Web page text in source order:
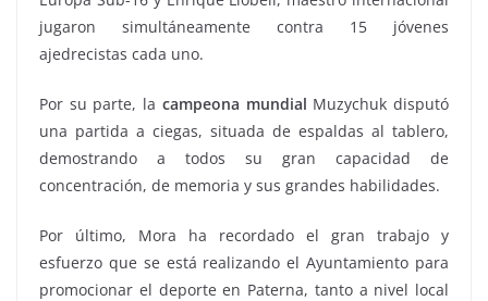
jugaron simultáneamente contra 15 jóvenes
ajedrecistas cada uno.
Por su parte, la campeona mundial Muzychuk disputó
una partida a ciegas, situada de espaldas al tablero,
demostrando a todos su gran capacidad de
concentración, de memoria y sus grandes habilidades.
Por último, Mora ha recordado el gran trabajo y
esfuerzo que se está realizando el Ayuntamiento para
promocionar el deporte en Paterna, tanto a nivel local